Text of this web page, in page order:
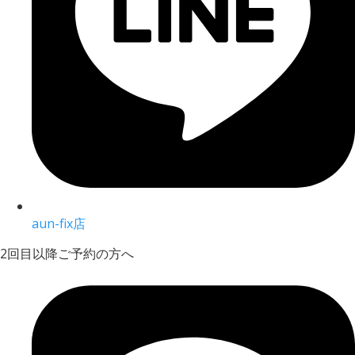
aun-fix店
2回目以降ご予約の方へ